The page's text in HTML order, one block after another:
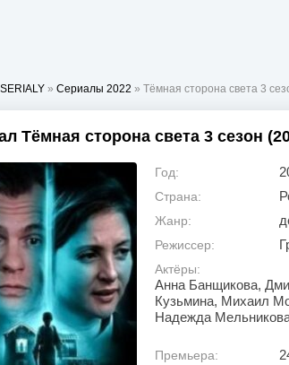
» Сериалы 2022 » Тёмная сторона света 3
Тёмная сторона света 3 сезон
Год:
Страна:
Жанр:
Режиссер:
Актёры:
Анна Банщикова,
Кузьмина, Михаил
Надежда
Премьера: